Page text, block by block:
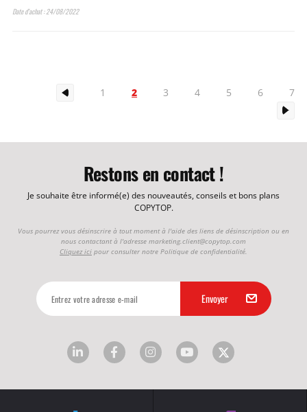
Date d’achat : 24/08/2022
1 2 3 4 5 6 7
Restons en contact !
Je souhaite être informé(e) des nouveautés, conseils et bons plans
COPYTOP.
Vous pourrez vous désinscrire à tout moment à l'aide des liens de désinscription ou en
nous contactant à l'adresse marketing.client@copytop.com
Cliquez ici pour consulter notre Politique de confidentialité.